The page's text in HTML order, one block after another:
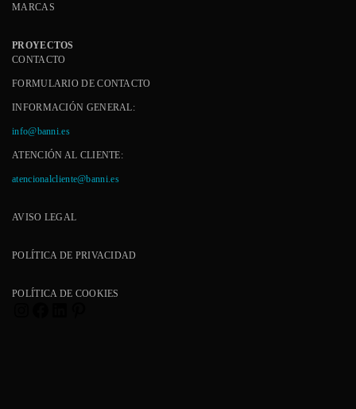
MARCAS
PROYECTOS
CONTACTO
FORMULARIO DE CONTACTO
INFORMACIÓN GENERAL:
info@banni.es
ATENCIÓN AL CLIENTE:
atencionalcliente@banni.es
AVISO LEGAL
POLÍTICA DE PRIVACIDAD
POLÍTICA DE COOKIES